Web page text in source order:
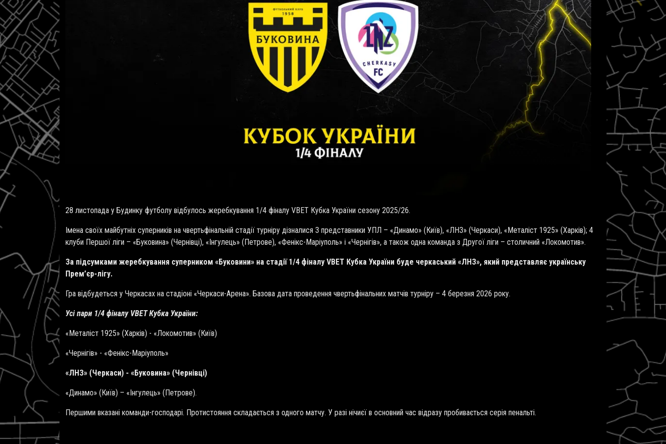
28 листопада у Будинку футболу відбулось жеребкування 1/4 фіналу VBET Кубка України сезону 2025/26.
Імена своїх майбутніх суперників на чвертьфінальній стадії турніру дізналися 3 представники УПЛ – «Динамо» (Київ), «ЛНЗ» (Черкаси), «Металіст 1925» (Харків); 4
клуби Першої ліги – «Буковина» (Чернівці), «Інгулець» (Петрове), «Фенікс-Маріуполь» і «Чернігів», а також одна команда з Другої ліги – столичний «Локомотив».
За підсумками жеребкування суперником «Буковини» на стадії 1/4 фіналу VBET Кубка України буде черкаський «ЛНЗ», який представляє українську
Прем’єр-лігу.
Гра відбудеться у Черкасах на стадіоні «Черкаси-Арена». Базова дата проведення чвертьфінальних матчів турніру – 4 березня 2026 року.
Усі пари 1/4 фіналуVBETКубка України:
«Металіст 1925» (Харків) - «Локомотив» (Київ)
«Чернігів» - «Фенікс-Маріуполь»
«ЛНЗ» (Черкаси) - «Буковина» (Чернівці)
«Динамо» (Київ) – «Інгулець» (Петрове).
Першими вказані команди-господарі. Протистояння складається з одного матчу. У разі нічиєї в основний час відразу пробивається серія пенальті.